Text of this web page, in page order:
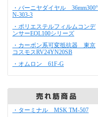
・バーニヤダイヤル 36mm300°
N-303-3
・ポリエステルフィルムコンデ
ンサーEOL100シリーズ
・カーボン系可変抵抗器 東京
コスモスRV24YN20SB
・オムロン 61F-G
・ターミナル MSK TM-507